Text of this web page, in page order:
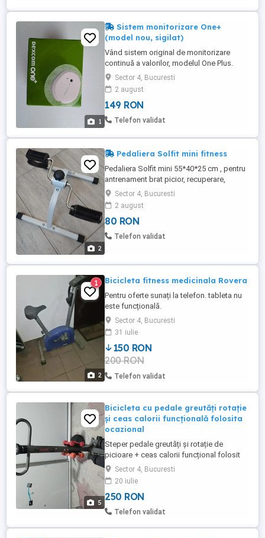
1
Sistem monitorizare One+
(model nou, sigilat)
Vând sistem original de monitorizare
continuă a valorilor, modelul One Plus.
Dispozitivul este complet nou, în
ambalajul original, sigilat din fabrică și se
află în termen de valabilitate Oferă citiri
automate direct pe telefonul mobil la
fiecare 5 minute. Nu necesită calibrare
Sector 4, Bucuresti
2 august
149 RON
Telefon validat
2
Pedaliera Solfit mini fitness
Pedaliera Solfit mini 55*40*25 cm , pentru
antrenament brat picior, recuperare,
fitnessSector 4, Bucuresti
2 august
80 RON
Telefon validat
2
1 Bicicleta fitness medicinala Rovera
Pentru oferte sunați la telefon. tableta nu
este funcțională.
Sector 4, Bucuresti
31 iulie
150 RON
200 RON
Telefon validat
5
Bicicleta cu pedale greutăți rotație
și ceas calorii funcțională folosita
ocazional
Steper pedale greutăți și rotație de
picioare + ceas calorii funcțional folosit
ocazional, Stare ok se vinde cum se vede
in imagine mâner burete dreapta lipsa ,de
aceea și prețul Micutz 250 Ron , fara
transport iar cu transport opțional
,predare personală în București
Sector 4, Bucuresti
20 iulie
250 RON
Telefon validat